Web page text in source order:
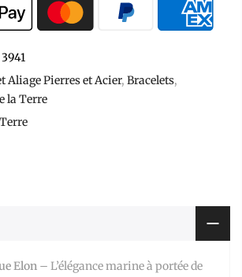
3941
Aliage Pierres et Acier, Bracelets,
la Terre
Elon – L’élégance marine à portée de